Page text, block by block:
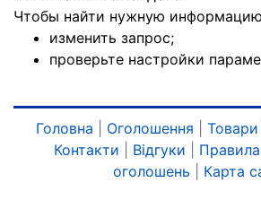
Чтобы найти нужную
изменить запрос;
проверьте настройки
Головна Оголошення Товари
Контакти
Відгуки
оголошень
Карта